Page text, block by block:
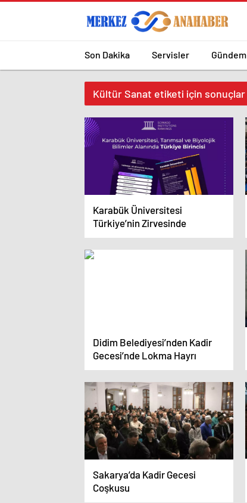
Son Dakika Servisler Gündem
Kültür Sanat etiketi için sonuçlar
Karabük Üniversitesi
Türkiye’nin Zirvesinde
Didim Belediyesi’nden Kadir
Gecesi’nde Lokma Hayrı
Sakarya’da Kadir Gecesi
Coşkusu